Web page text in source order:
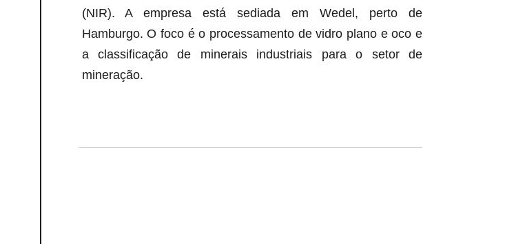
(NIR). A empresa está sediada em Wedel, perto de
Hamburgo. O foco é o processamento de vidro plano e oco e
a classificação de minerais industriais para o setor de
mineração.